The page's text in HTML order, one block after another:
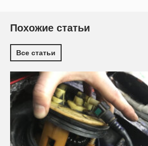
Похожие статьи
Все статьи